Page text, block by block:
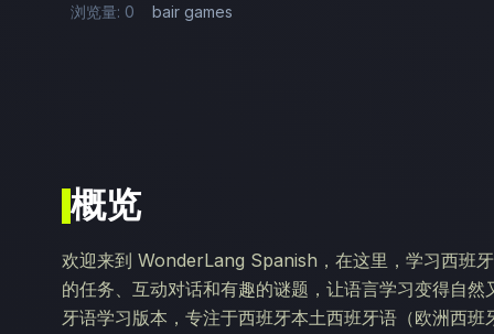
浏览量: 0 bair games
概览
欢迎来到 WonderLang Spanish，在这里，学习西班
的任务、互动对话和有趣的谜题，让语言学习变得自
牙语学习版本，专注于西班牙本土西班牙语（欧洲西